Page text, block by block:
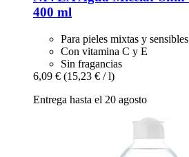
400 ml
Para pieles mixtas y sensibles
Con vitamina C y E
Sin fragancias
6,09 € (15,23 € / l)
Entrega hasta el 20 agosto